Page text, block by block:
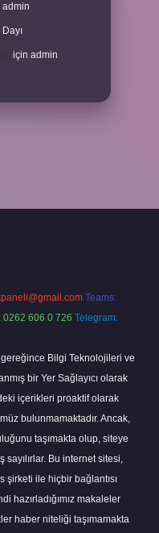
admin
Dayı
için admin
Teams:
0262 606 0 726 Telegram:
Bilgi Teknolojileri ve
bir Yer Sağlayıcı olarak
içerikleri proaktif olarak
bulunmamaktadır. Ancak,
taşımakta olup, siteye
Bu internet sitesi,
şirketi ile hiçbir bağlantısı
hazırladığımız makaleler
haber niteliği taşımamakta